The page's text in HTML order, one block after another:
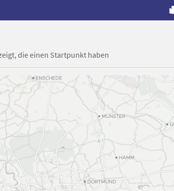
die einen Startpunkt haben